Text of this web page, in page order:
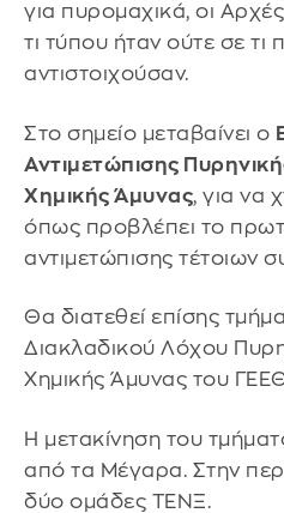
για πυρομαχικά, οι
τι τύπου ήταν ούτε σε
αντιστοιχούσαν.
Στο σημείο μεταβαίνει ο
Αντιμετώπισης
Χημικής Άμυνας, για να
όπως προβλέπει το
αντιμετώπισης τέτοιων
Θα διατεθεί επίσης
Διακλαδικού Λόχου
Χημικής Άμυνας του
Η μετακίνηση του
από τα Μέγαρα. Στην
δύο ομάδες ΤΕΝΞ.